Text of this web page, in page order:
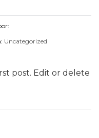
Uncategorized
post. Edit or delete